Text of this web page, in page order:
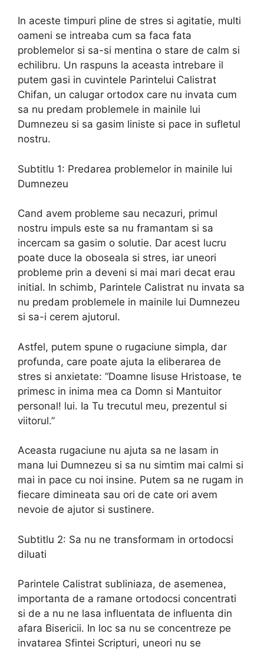
In aceste timpuri pline de stres si agitatie, multi
oameni se intreaba cum sa faca fata
problemelor si sa-si mentina o stare de calm si
echilibru. Un raspuns la aceasta intrebare il
putem gasi in cuvintele Parintelui Calistrat
Chifan, un calugar ortodox care nu invata cum
sa nu predam problemele in mainile lui
Dumnezeu si sa gasim liniste si pace in sufletul
nostru.
Subtitlu 1: Predarea problemelor in mainile lui
Dumnezeu
Cand avem probleme sau necazuri, primul
nostru impuls este sa nu framantam si sa
incercam sa gasim o solutie. Dar acest lucru
poate duce la oboseala si stres, iar uneori
probleme prin a deveni si mai mari decat erau
initial. In schimb, Parintele Calistrat nu invata sa
nu predam problemele in mainile lui Dumnezeu
si sa-i cerem ajutorul.
Astfel, putem spune o rugaciune simpla, dar
profunda, care poate ajuta la eliberarea de
stres si anxietate: “Doamne Iisuse Hristoase, te
primesc in inima mea ca Domn si Mantuitor
personal! lui. Ia Tu trecutul meu, prezentul si
viitorul.”
Aceasta rugaciune nu ajuta sa ne lasam in
mana lui Dumnezeu si sa nu simtim mai calmi si
mai in pace cu noi insine. Putem sa ne rugam in
fiecare dimineata sau ori de cate ori avem
nevoie de ajutor si sustinere.
Subtitlu 2: Sa nu ne transformam in ortodocsi
diluati
Parintele Calistrat subliniaza, de asemenea,
importanta de a ramane ortodocsi concentrati
si de a nu ne lasa influentata de influenta din
afara Bisericii. In loc sa nu se concentreze pe
invatarea Sfintei Scripturi, uneori nu se